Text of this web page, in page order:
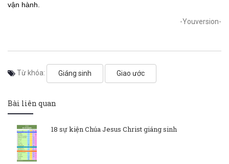
vận hành.
-Youversion-
Từ khóa: Giáng sinh Giao ước
Bài liên quan
18 sự kiện Chúa Jesus Christ giáng sinh